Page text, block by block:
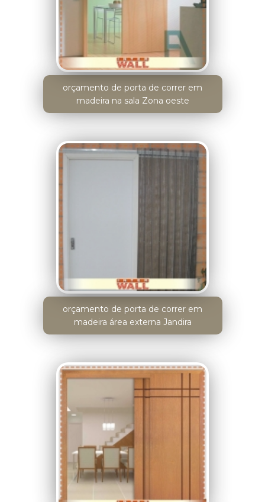
orçamento de porta de correr em
madeira na sala Zona oeste
orçamento de porta de correr em
madeira área externa Jandira